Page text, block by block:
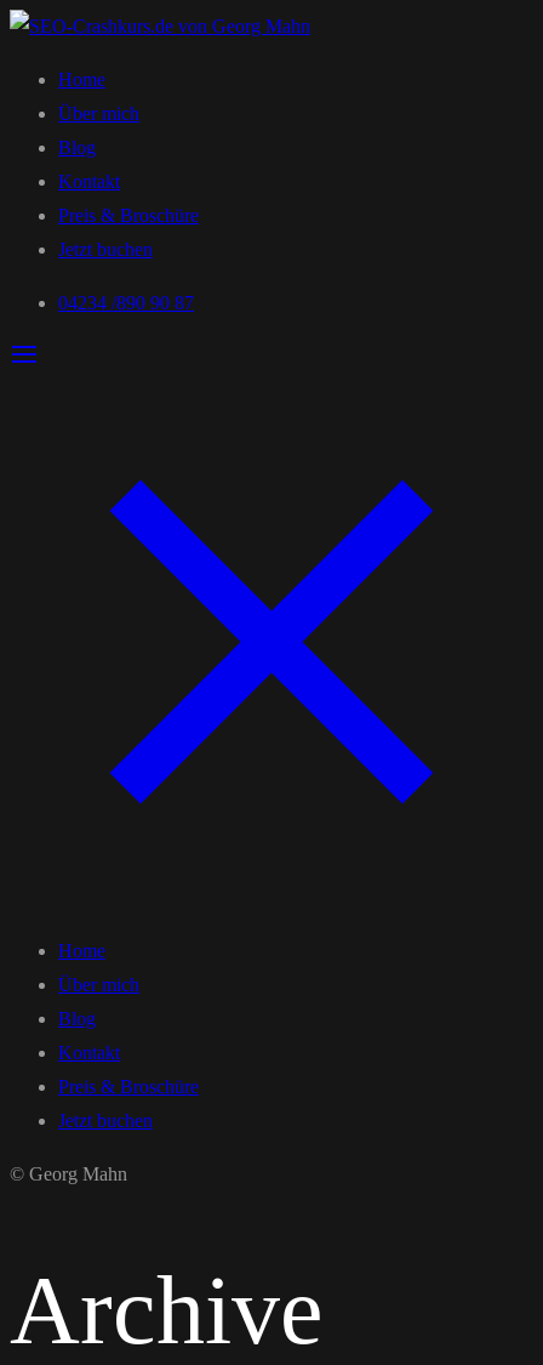
Home
Über mich
Blog
Kontakt
Preis & Broschüre
Jetzt buchen
04234 /890 90 87
Home
Über mich
Blog
Kontakt
Preis & Broschüre
Jetzt buchen
© Georg Mahn
Archive